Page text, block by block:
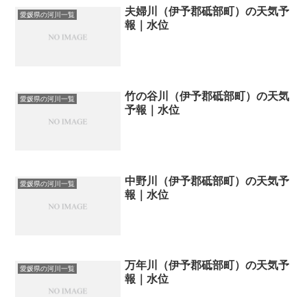
愛媛県の河川一覧
夫婦川（伊予郡砥部町）の天気予
報｜水位
愛媛県の河川一覧
竹の谷川（伊予郡砥部町）の天気
予報｜水位
愛媛県の河川一覧
中野川（伊予郡砥部町）の天気予
報｜水位
愛媛県の河川一覧
万年川（伊予郡砥部町）の天気予
報｜水位